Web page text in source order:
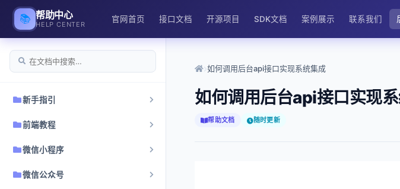
📚 帮助中心
HELP CENTER
官网首页 接口文档 开源项目 SDK文档 案例展示 联系我们
新手指引
前端教程
微信小程序
微信公众号
如何调用后台api接口实现系统集成
如何调用后台api接口实现
帮助文档 随时更新